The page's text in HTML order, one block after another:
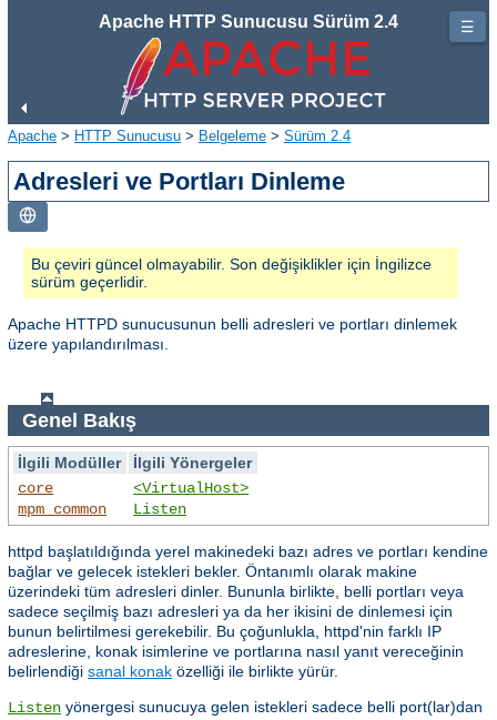
Apache HTTP Sunucusu Sürüm 2.4
Apache > HTTP Sunucusu > Belgeleme > Sürüm 2.4
Adresleri ve Portları Dinleme
Bu çeviri güncel olmayabilir. Son değişiklikler için İngilizce
sürüm geçerlidir.
Apache HTTPD sunucusunun belli adresleri ve portları dinlemek
üzere yapılandırılması.
Genel Bakış
İlgili Modüller
İlgili Yönergeler
core
mpm_common
<VirtualHost>
Listen
httpd başlatıldığında yerel makinedeki bazı adres ve portları kendine
bağlar ve gelecek istekleri bekler. Öntanımlı olarak makine
üzerindeki tüm adresleri dinler. Bununla birlikte, belli portları veya
sadece seçilmiş bazı adresleri ya da her ikisini de dinlemesi için
bunun belirtilmesi gerekebilir. Bu çoğunlukla, httpd'nin farklı IP
adreslerine, konak isimlerine ve portlarına nasıl yanıt vereceğinin
belirlendiği sanal konak özelliği ile birlikte yürür.
Listen yönergesi sunucuya gelen istekleri sadece belli port(lar)dan
☰